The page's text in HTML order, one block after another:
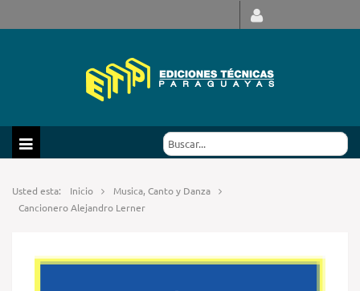
Usted esta: Inicio
Musica, Canto y Danza
Cancionero Alejandro Lerner